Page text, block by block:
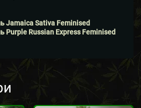
Jamaica Sativa Feminised
Purple Russian Express Feminised